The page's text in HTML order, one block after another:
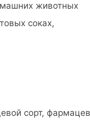
животных
соках,
сорт,